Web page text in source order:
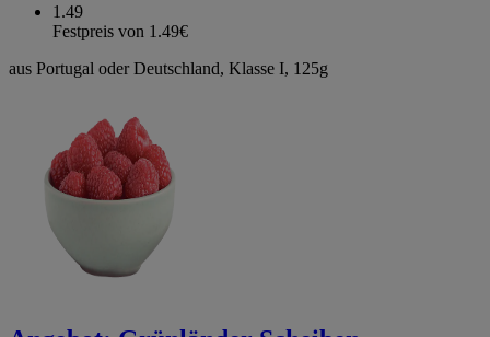
1.49
Festpreis von 1.49€
aus Portugal oder Deutschland, Klasse I, 125g